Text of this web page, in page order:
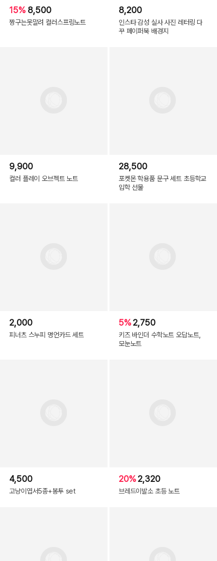
15% 8,500
짱구는못말려 컬러스프링노트
8,200
인스타 감성 실사 사진 레터링 다
꾸 페이퍼북 배경지
9,900
컬러 플레이 오브젝트 노트
28,500
포켓몬 학용품 문구 세트 초등학교
입학 선물
2,000
피너츠 스누피 명언카드 세트
5%2,750
키즈 바인더 수학노트 오답노트,
모눈노트
4,500
고냥이엽서5종+봉투 set
20%2,320
브레드이발소 초등 노트